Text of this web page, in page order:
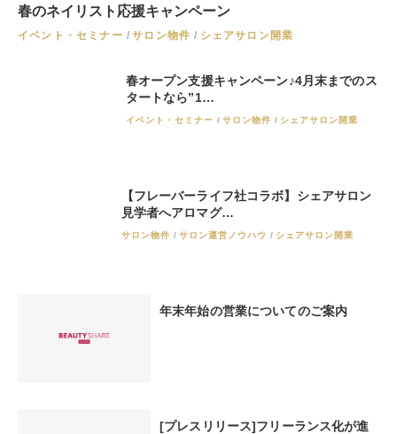
春のネイリスト応援キャンペーン
イベント・セミナー サロン物件 シェアサロン開業
春オープン支援キャンペーン♪4月末までのス
タートなら”1…
イベント・セミナー サロン物件 シェアサロン開業
【フレーバーライフ社コラボ】シェアサロン
見学者へアロマグ…
サロン物件 サロン運営ノウハウ シェアサロン開業
年末年始の営業についてのご案内
[プレスリリース]フリーランス化が進